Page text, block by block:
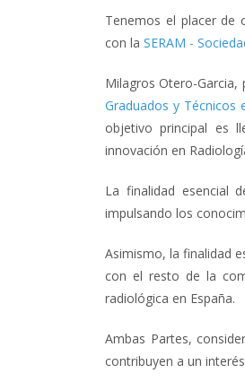
Tenemos el placer de
con la SERAM -
Milagros Otero-Garcia,
Graduados y Técnicos
objetivo principal es
innovación en
La finalidad esencial
impulsando los
Asimismo, la finalidad
con el resto de la
radiológica en España.
Ambas Partes,
contribuyen a un